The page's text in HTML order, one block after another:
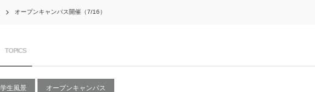
オープンキャンパス開催（7/16）
TOPICS
学生風景 オープンキャンパス